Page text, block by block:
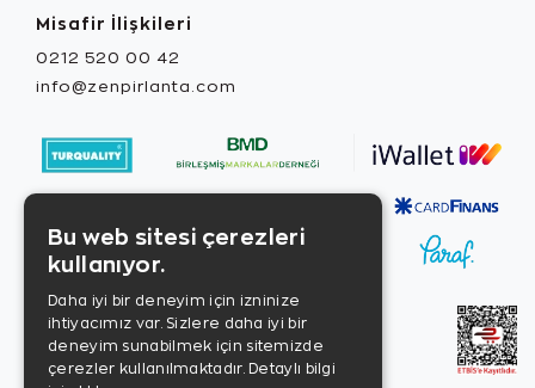
Misafir İlişkileri
0212 520 00 42
info@zenpirlanta.com
Bu web sitesi çerezleri
kullanıyor.
Daha iyi bir deneyim için izninize
ihtiyacımız var. Sizlere daha iyi bir
deneyim sunabilmek için sitemizde
çerezler kullanılmaktadır. Detaylı bilgi